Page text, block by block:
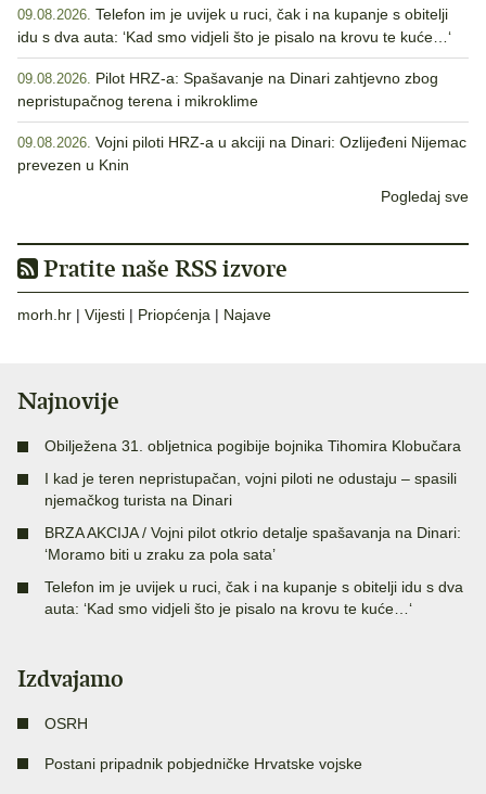
09.08.2026. Telefon im je uvijek u ruci, čak i na kupanje s obitelji
idu s dva auta: ‘Kad smo vidjeli što je pisalo na krovu te kuće…‘
09.08.2026. Pilot HRZ-a: Spašavanje na Dinari zahtjevno zbog
nepristupačnog terena i mikroklime
09.08.2026. Vojni piloti HRZ-a u akciji na Dinari: Ozlijeđeni Nijemac
prevezen u Knin
Pogledaj sve
Pratite naše RSS izvore
morh.hr | Vijesti | Priopćenja | Najave
Najnovije
Obilježena 31. obljetnica pogibije bojnika Tihomira Klobučara
I kad je teren nepristupačan, vojni piloti ne odustaju – spasili
njemačkog turista na Dinari
BRZA AKCIJA / Vojni pilot otkrio detalje spašavanja na Dinari:
‘Moramo biti u zraku za pola sata’
Telefon im je uvijek u ruci, čak i na kupanje s obitelji idu s dva
auta: ‘Kad smo vidjeli što je pisalo na krovu te kuće…‘
Izdvajamo
OSRH
Postani pripadnik pobjedničke Hrvatske vojske